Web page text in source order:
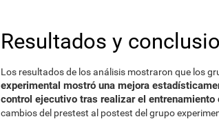
Resultados y
Los resultados de los análisis mostraron que los
experimental mostró una mejora
control ejecutivo tras realizar el entrenamiento
cambios del prestest al postest del grupo